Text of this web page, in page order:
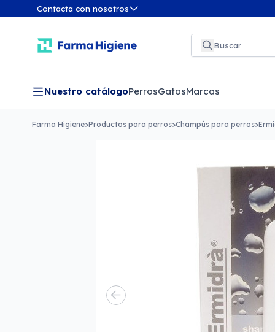
Contacta con nosotros
Nuestro catálogoPerrosGatosMarcas
Farma Higiene>Productos para perros>Champús para perros>